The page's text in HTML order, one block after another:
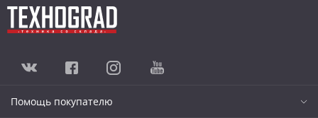
Помощь покупателю